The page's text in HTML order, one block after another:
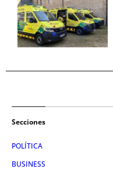
Secciones
POLÍTICA
BUSINESS